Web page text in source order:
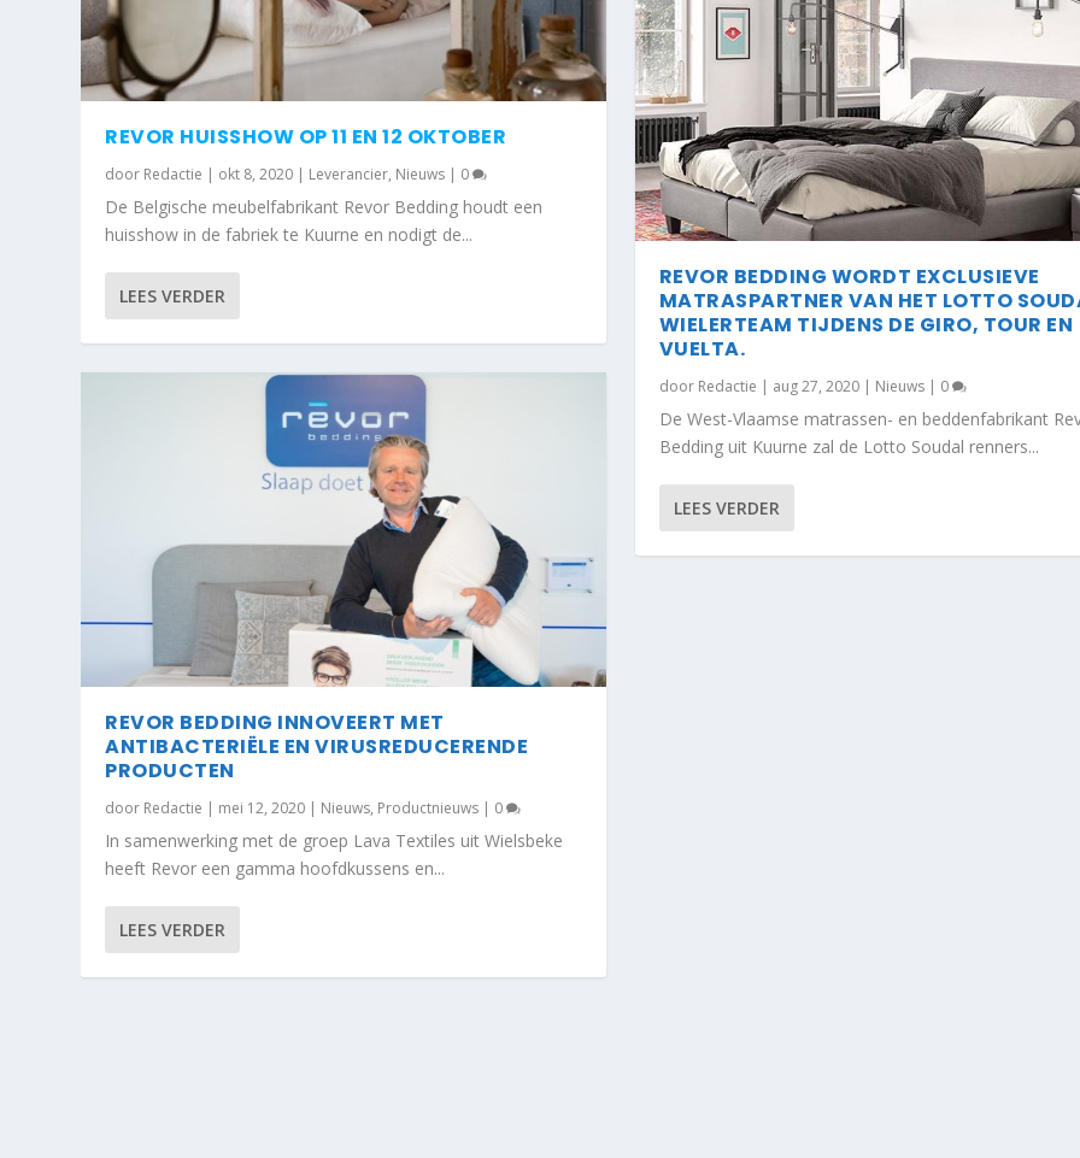
REVOR HUISSHOW OP 11 EN 12 OKTOBER
door Redactie | okt 8, 2020 | Leverancier, Nieuws | 0
De Belgische meubelfabrikant Revor Bedding houdt een
huisshow in de fabriek te Kuurne en nodigt de...
LEES VERDER
REVOR BEDDING INNOVEERT MET
ANTIBACTERIËLE EN VIRUSREDUCERENDE
PRODUCTEN
door Redactie | mei 12, 2020 | Nieuws, Productnieuws | 0
In samenwerking met de groep Lava Textiles uit Wielsbeke
heeft Revor een gamma hoofdkussens en...
LEES VERDER
REVOR BEDDING WORDT EXCLUSIEVE
MATRASPARTNER VAN HET LOTTO
WIELERTEAM TIJDENS DE GIRO, TOUR EN
VUELTA.
door Redactie | aug 27, 2020| Nieuws| 0
De West-Vlaamse matrassen- en beddenfabrikant
Bedding uit Kuurne zal de Lotto Soudal renners...
LEES VERDER